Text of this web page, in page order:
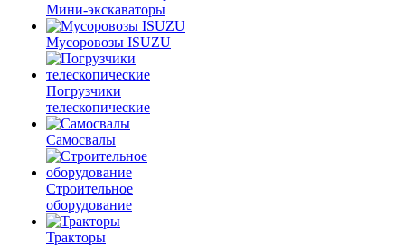
Мини-экскаваторы
Мусоровозы ISUZU
Погрузчики
телескопические
Самосвалы
Строительное
оборудование
Тракторы